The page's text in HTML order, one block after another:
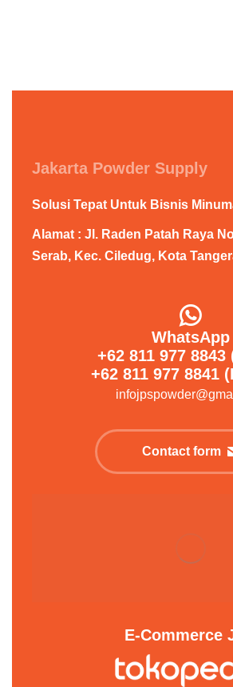
Jakarta Powder Supply
Solusi Tepat Untuk Bisnis
Alamat : Jl. Raden Patah Raya
Serab, Kec. Ciledug, Kota
WhatsApp
+62 811 977 8843
+62 811 977 8841
Contact form
E-Commerce